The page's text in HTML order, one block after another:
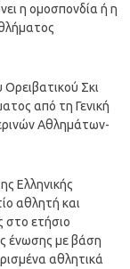
η ομοσπονδία ή η
Σκι
από τη Γενική
Αθλημάτων-
Ελληνικής
αθλητή και
στο ετήσιο
ένωσης με βάση
αθλητικά